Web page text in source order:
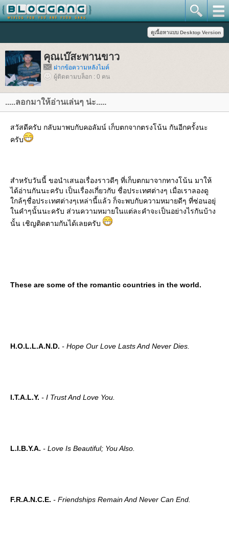
คุณเบ๊สะพานขาว
ฝากข้อความหลังไมค์
ผู้ติดตามบล็อก : 0 คน
.....ลอกมาให้อ่านเล่นๆ น่ะ.....
สวัสดีครับ กลับมาพบกับคอลัมน์ เก็บตกจากตรงโน้น กันอีกครั้งนะ
ครับ
สำหรับวันนี้ ขอนำเสนอเรื่องราวดีๆ ที่เก็บตกมาจากทางโน้น มาให้
ได้อ่านกันนะครับ เป็นเรื่องเกี่ยวกับ ชื่อประเทศต่างๆ เมื่อเราลองดู
กล้ๆชื่อประเทศต่างๆเหล่านี้แล้ว ก็จะพบกับความหมายดีๆ ที่ซ่อนอยุ่
นคำๆนั้นนะครับ ส่วนความหมายในแต่ละคำจะเป็นอย่างไรกันบ้าง
นั้น เชิญติดตามกันได้เลยครับ
These are some of the romantic countries in the world.
H.O.L.L.A.N.D. - Hope Our Love Lasts And Never Dies.
I.T.A.L.Y. - I Trust And Love You.
L.I.B.Y.A. - Love Is Beautiful; You Also.
F.R.A.N.C.E. - Friendships Remain And Never Can End.